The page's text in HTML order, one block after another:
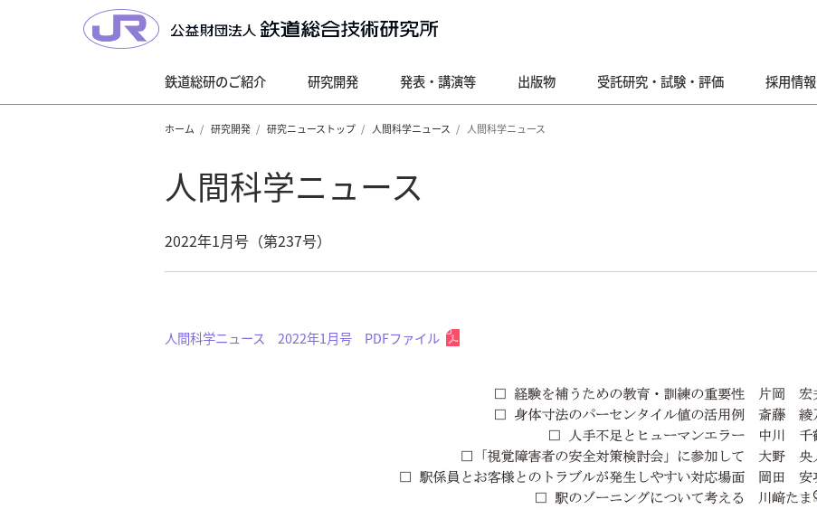
鉄道総研のご紹介 研究開発 発表・講演等 出版物 受託研究・試験・評価 採用情報
ホーム 研究開発 研究ニューストップ 人間科学ニュース 人間科学ニュース
人間科学ニュース
2022年1月号（第237号）
人間科学ニュース 2022年1月号 PDFファイル